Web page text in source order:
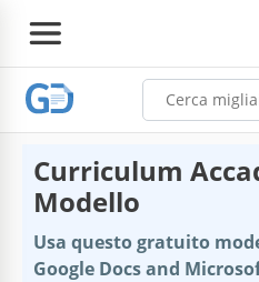
Curriculum
Modello
Usa questo gratuito
Google Docs and